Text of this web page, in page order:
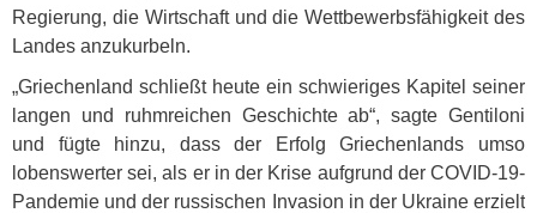
Regierung, die Wirtschaft und die Wettbewerbsfähigkeit des
Landes anzukurbeln.
„Griechenland schließt heute ein schwieriges Kapitel seiner
langen und ruhmreichen Geschichte ab“, sagte Gentiloni
und fügte hinzu, dass der Erfolg Griechenlands umso
lobenswerter sei, als er in der Krise aufgrund der COVID-19-
Pandemie und der russischen Invasion in der Ukraine erzielt